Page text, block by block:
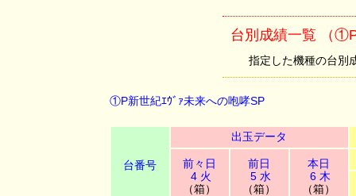
台別成績一覧 （
指定した機種の台別
①P新世紀ｴｳﾞｧ未来への咆哮SP
台番号
出玉データ
前々日
4 火
（箱）
前日
5 水
（箱）
本日
6 木
（箱）